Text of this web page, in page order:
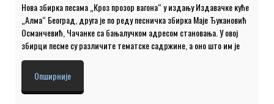
Нова збирка песама „Кроз прозор вагона“ у издању Издавачке куће
„Алма“ Београд, друга је по реду песничка збирка Маје Ђукановић
Османчевић, Чачанке са бањалучком адресом становања. У овој
збирци песме су различите тематске садржине, а оно што им је
заједничко је то да су лирске, рефлексивне, оптимистичке, пуне
ведрине. Њихово тежиште је на љубави, путовањима, завичају, са
оптимистичким поимањем живота и света, суочавање са варкама и
илузијама стварности које нам се напросто намећу, о песми као
Опширније